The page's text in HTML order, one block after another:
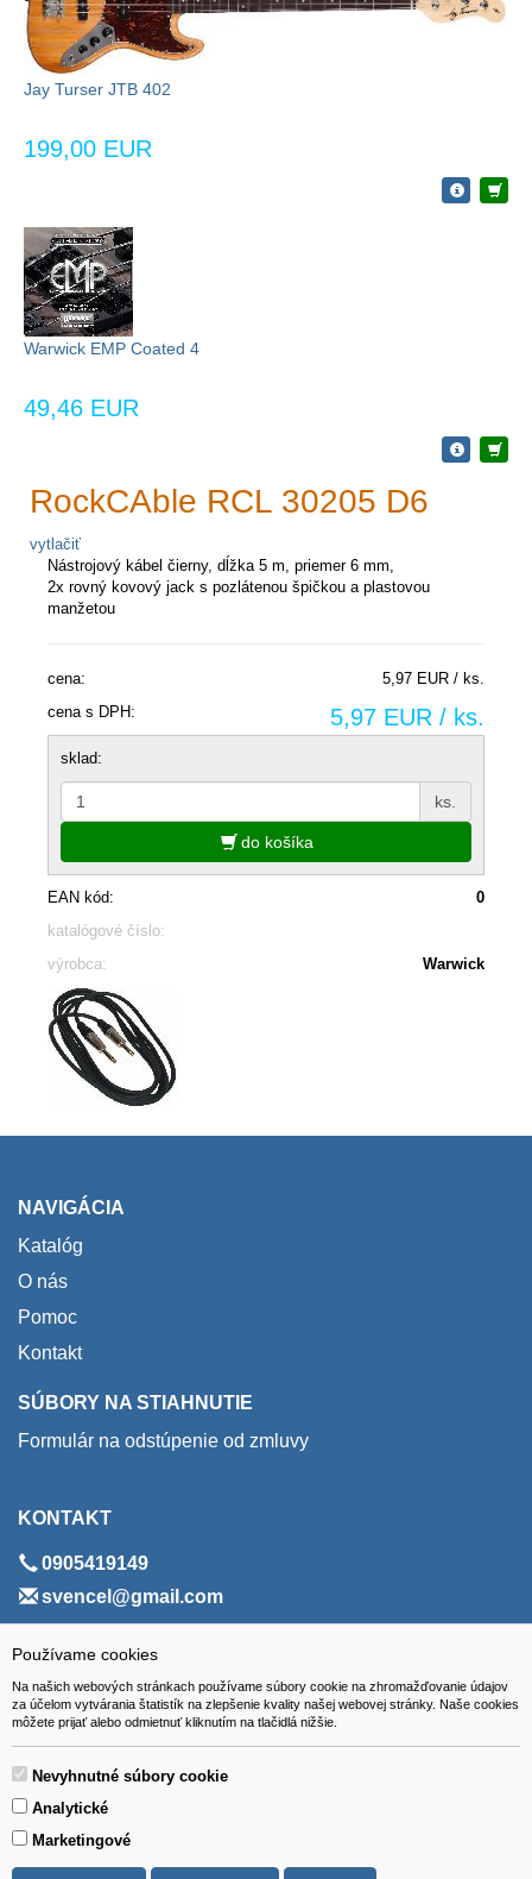
Používame cookies
Na našich webových stránkach používame súbory cookie na zhromažďovanie údajov
za účelom vytvárania štatistík na zlepšenie kvality našej webovej stránky. Naše cookies
môžete prijať alebo odmietnuť kliknutím na tlačidlá nižšie.
Nevyhnutné súbory cookie
Analytické
Marketingové
Jay Turser JTB 402
199,00 EUR
Warwick EMP Coated 4
49,46 EUR
RockCAble RCL 30205 D6
vytlačiť
Nástrojový kábel čierny, dĺžka 5 m, priemer 6 mm,
2x rovný kovový jack s pozlátenou špičkou a plastovou
manžetou
cena:
5,97 EUR / ks.
cena s DPH:
5,97 EUR / ks.
sklad:
ks.
do košíka
EAN kód:
0
katalógové číslo:
výrobca:
Warwick
NAVIGÁCIA
Katalóg
O nás
Pomoc
Kontakt
SÚBORY NA STIAHNUTIE
Formulár na odstúpenie od zmluvy
KONTAKT
0905419149
svencel@gmail.com
ADRESA
VEST - tech s.r.o.
Hviezdoslavova 280/6, 965 01 Žiar nad Hronom
Slovakia (Slovak Republic)